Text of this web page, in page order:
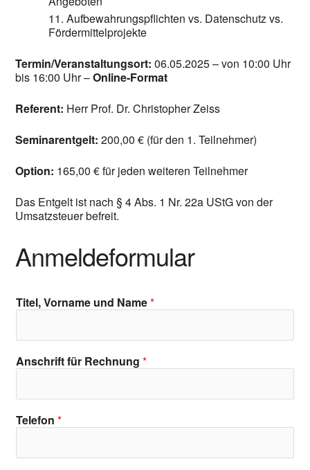
Aufbewahrungspflichten vs. Datenschutz vs.
Fördermittelprojekte
Termin/Veranstaltungsort:06.05.2025 – von 10:00 Uhr
bis 16:00 Uhr –Online-Format
Referent: Herr Prof. Dr. Christopher Zeiss
Seminarentgelt: 200,00 € (für den 1. Teilnehmer)
Option: 165,00 € für jeden weiteren Teilnehmer
Das Entgelt ist nach § 4 Abs. 1 Nr. 22a UStG von der
Umsatzsteuer befreit.
Anmeldeformular
Titel, Vorname und Name*
Anschrift für Rechnung*
Telefon*